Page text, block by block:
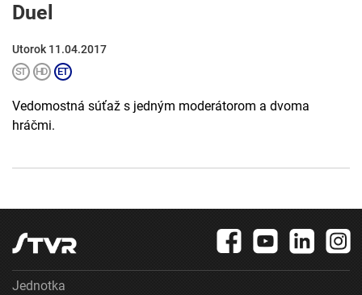
Duel
Utorok 11.04.2017
Vedomostná súťaž s jedným moderátorom a dvoma
hráčmi.
Jednotka